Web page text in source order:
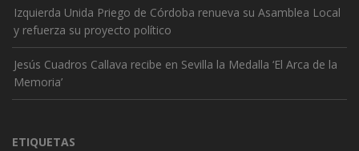
Izquierda Unida Priego de Córdoba renueva su Asamblea Local
y refuerza su proyecto político
Jesús Cuadros Callava recibe en Sevilla la Medalla ‘El Arca de la
Memoria’
ETIQUETAS